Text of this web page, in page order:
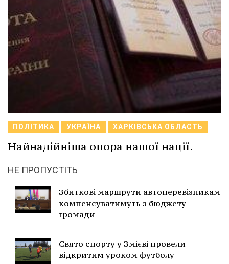
ПОЛІТИКА УКРАЇНА ХАРКІВСЬКА ОБЛАСТЬ
Найнадійніша опора нашої нації.
НЕ ПРОПУСТІТЬ
Збиткові маршрути автоперевізникам
компенсуватимуть з бюджету
громади
Свято спорту у Змієві провели
відкритим уроком футболу